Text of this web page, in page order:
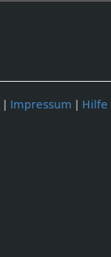
Impressum Hilfe